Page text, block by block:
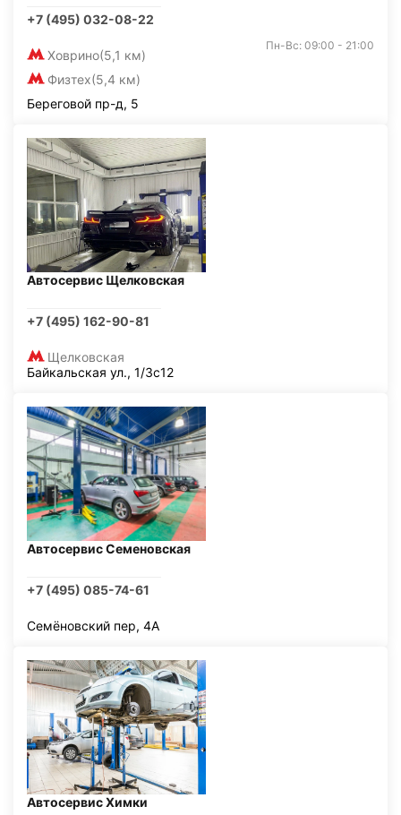
+7 (495) 032-08-22
Ховрино(5,1 км)
Физтех(5,4 км)
Пн-Вс: 09:00 - 21:00
Береговой пр-д, 5
Автосервис Щелковская
+7 (495) 162-90-81
Щелковская
Байкальская ул., 1/3с12
Автосервис Семеновская
+7 (495) 085-74-61
Семёновский пер, 4А
Автосервис Химки